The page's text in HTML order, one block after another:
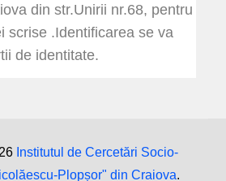
din str.Unirii nr.68, pentru
scrise .Identificarea se va
de identitate.
Institutul de Cercetări Socio-
Plopșor" din Craiova.